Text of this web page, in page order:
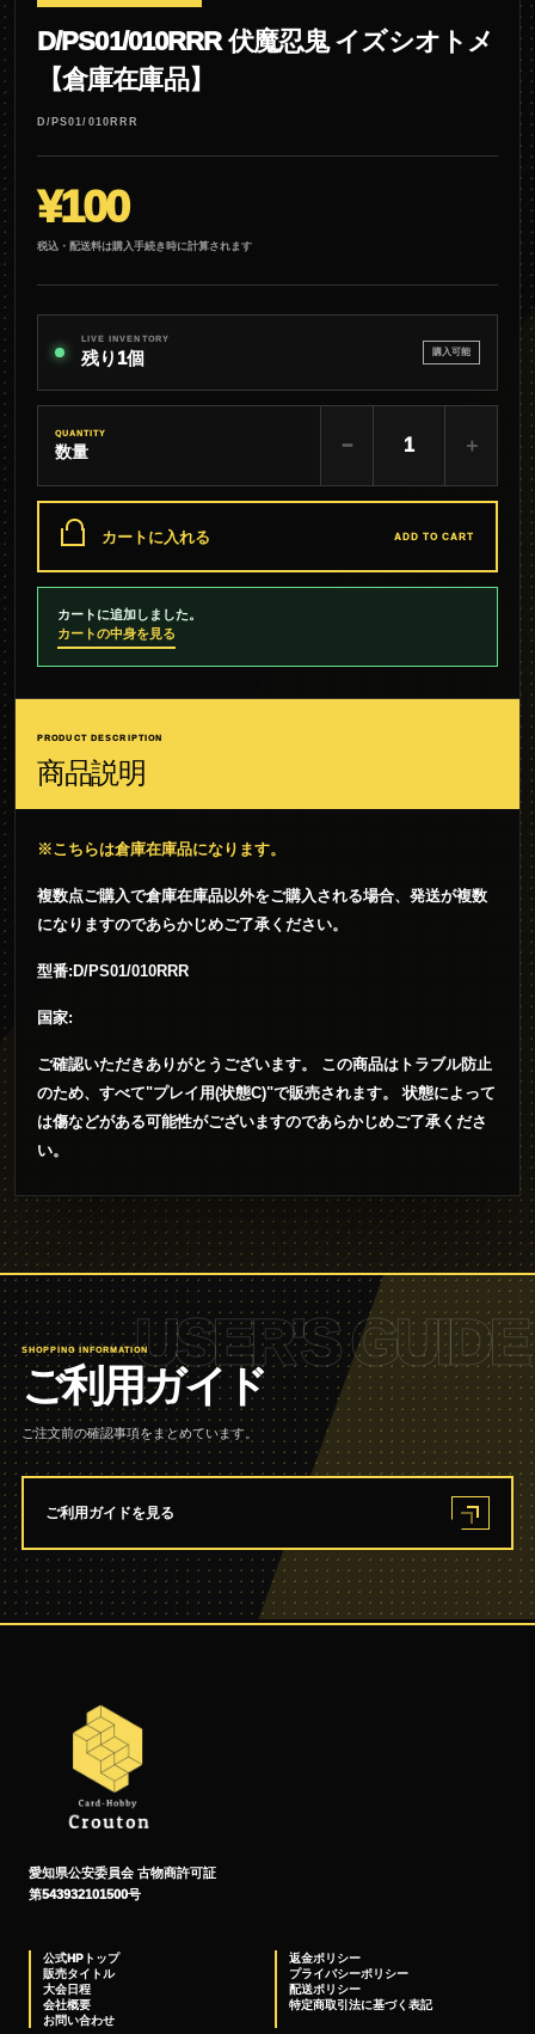
D/PS01/010RRR 伏魔忍鬼 イズシオトメ
【倉庫在庫品】
D/PS01/010RRR
¥100
税込・配送料は購入手続き時に計算されます
LIVE INVENTORY
残り1個 購入可能
QUANTITY
数量 − ＋
カートに入れる ADD TO CART
カートに追加しました。
カートの中身を見る
PRODUCT DESCRIPTION
商品説明
※こちらは倉庫在庫品になります。
複数点ご購入で倉庫在庫品以外をご購入される場合、発送が複数
になりますのであらかじめご了承ください。
型番:D/PS01/010RRR
国家:
ご確認いただきありがとうございます。 この商品はトラブル防止
のため、すべて"プレイ用(状態C)"で販売されます。 状態によって
は傷などがある可能性がございますのであらかじめご了承くださ
い。
USER'S GUIDE
SHOPPING INFORMATION
ご利用ガイド
ご注文前の確認事項をまとめています。
ご利用ガイドを見る
愛知県公安委員会 古物商許可証
第543932101500号
公式HPトップ
販売タイトル
大会日程
会社概要
お問い合わせ
返金ポリシー
プライバシーポリシー
配送ポリシー
特定商取引法に基づく表記